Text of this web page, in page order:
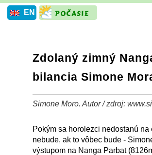
EN
Zdolaný zimný
bilancia Simone
Simone Moro. Autor / zdroj:
Pokým sa horolezci nedostanú
nebude, ak to vôbec bude -
výstupom na Nanga Parbat